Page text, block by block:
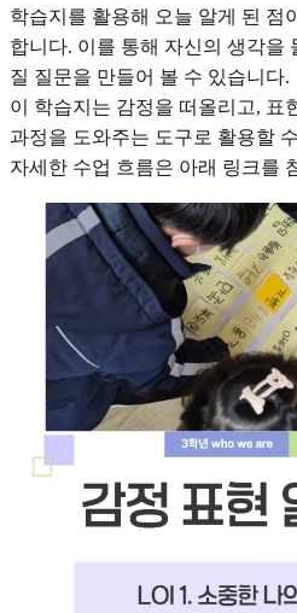
학습지를 활용해 오늘 알게 된 점
합니다. 이를 통해 자신의 생각을
질 질문을 만들어 볼 수 있습니다.
이 학습지는 감정을 떠올리고, 표
과정을 도와주는 도구로 활용할
자세한 수업 흐름은 아래 링크를